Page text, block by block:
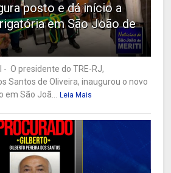
posto e dá início a
em São João de
- O presidente do TRE-RJ,
Santos de Oliveira, inaugurou o novo
em São Joã... Leia Mais